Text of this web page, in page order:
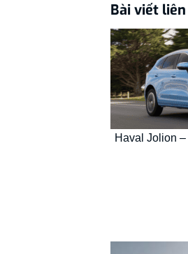
Bài viết
Haval Jolion